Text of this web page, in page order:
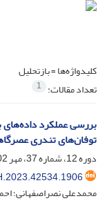
کلیدواژه‌ها =بازتحلیل
تعداد مقالات: 1
توفان‌‌های تندری
دوره 12، شماره 37، مهر 1402، صفحه
محمدعلی نصراصفهانی؛